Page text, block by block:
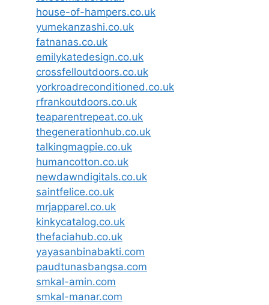
house-of-hampers.co.uk
yumekanzashi.co.uk
fatnanas.co.uk
emilykatedesign.co.uk
crossfelloutdoors.co.uk
yorkroadreconditioned.co.uk
rfrankoutdoors.co.uk
teaparentrepeat.co.uk
thegenerationhub.co.uk
talkingmagpie.co.uk
humancotton.co.uk
newdawndigitals.co.uk
saintfelice.co.uk
mrjapparel.co.uk
kinkycatalog.co.uk
thefaciahub.co.uk
yayasanbinabakti.com
paudtunasbangsa.com
smkal-amin.com
smkal-manar.com